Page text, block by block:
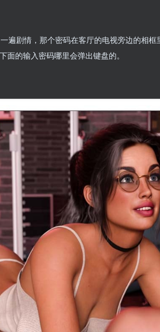
遍剧情，那个密码在客厅的电视旁边的相
的输入密码哪里会弹出键盘的。